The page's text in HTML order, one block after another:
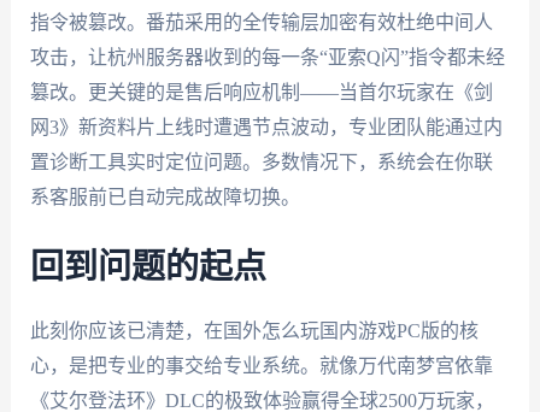
指令被篡改。番茄采用的全传输层加密有效杜绝中间人
攻击，让杭州服务器收到的每一条“亚索Q闪”指令都未经
篡改。更关键的是售后响应机制——当首尔玩家在《剑
网3》新资料片上线时遭遇节点波动，专业团队能通过内
置诊断工具实时定位问题。多数情况下，系统会在你联
系客服前已自动完成故障切换。
回到问题的起点
此刻你应该已清楚，在国外怎么玩国内游戏PC版的核
心，是把专业的事交给专业系统。就像万代南梦宫依靠
《艾尔登法环》DLC的极致体验赢得全球2500万玩家，